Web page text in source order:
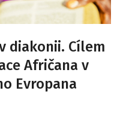
diakonii. Cílem
Afričana v
Evropana